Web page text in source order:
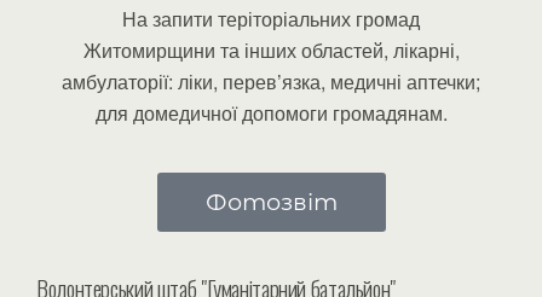
На запити теріторіальних громад
Житомирщини та інших областей, лікарні,
амбулаторії: ліки, перев’язка, медичні аптечки;
для домедичної допомоги громадянам.
Фотозвіт
Волонтерський штаб "Гуманітарний батальйон"